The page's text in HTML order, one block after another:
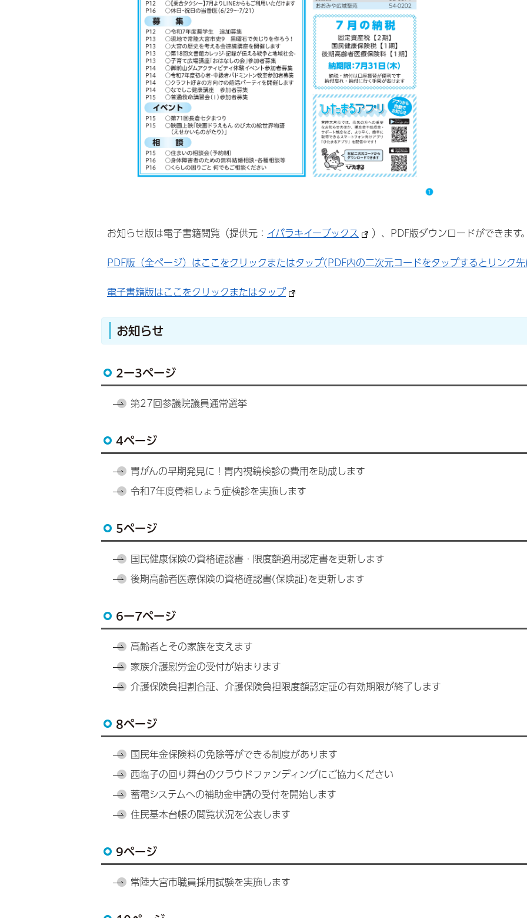
お知らせ版は電子書籍閲覧（提供元： イバラキイーブックス ）、PDF版ダウンロードができます。
PDF版（全ページ）はここをクリックまたはタップ(PDF内の二次元コードをタップするとリンク
電子書籍版はここをクリックまたはタップ
お知らせ
2ー3ページ
第27回参議院議員通常選挙
4ページ
胃がんの早期発見に！胃内視鏡検診の費用を助成します
令和7年度骨粗しょう症検診を実施します
5ページ
国民健康保険の資格確認書・限度額適用認定書を更新します
後期高齢者医療保険の資格確認書(保険証)を更新します
6ー7ページ
高齢者とその家族を支えます
家族介護慰労金の受付が始まります
介護保険負担割合証、介護保険負担限度額認定証の有効期限が終了します
8ページ
国民年金保険料の免除等ができる制度があります
西塩子の回り舞台のクラウドファンディングにご協力ください
蓄電システムへの補助金申請の受付を開始します
住民基本台帳の閲覧状況を公表します
9ページ
常陸大宮市職員採用試験を実施します